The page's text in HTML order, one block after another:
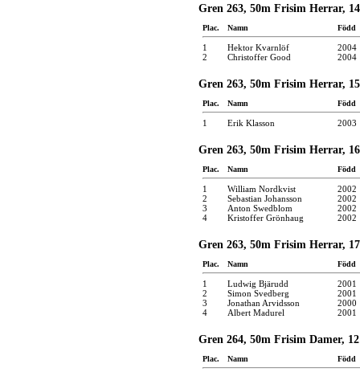
Gren 263, 50m Frisim Herrar,
Plac. Namn Född
1 Hektor Kvarnlöf
2004
2
Christoffer Good 2004
Gren 263, 50m Frisim Herrar,
Plac. Namn Född
1 Erik Klasson 2003
Gren 263, 50m Frisim Herrar,
Plac. Namn Född
1 William Nordkvist
2002
2
Sebastian Johansson
2002
3
Anton Swedblom
2002
4
Kristoffer Grönhaug 2002
Gren 263, 50m Frisim Herrar,
Plac. Namn Född
1 Ludwig Bjärudd
2001
2
Simon Svedberg
2001
3
Jonathan Arvidsson
2000
4
Albert Madurel 2001
Gren 264, 50m Frisim Damer,
Plac. Namn Född